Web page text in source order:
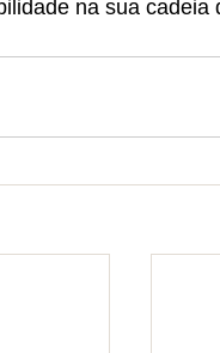
na sua cadeia